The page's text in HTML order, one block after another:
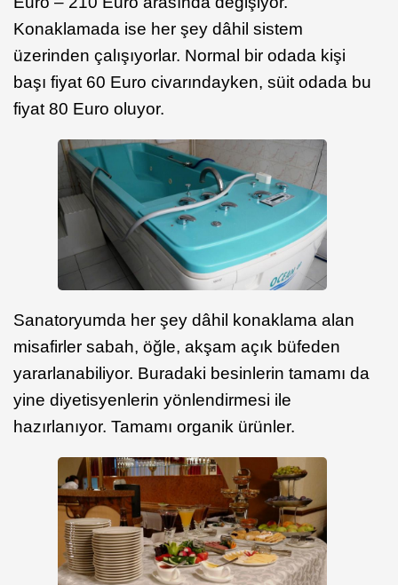
Konaklamada ise her şey dâhil sistem
üzerinden çalışıyorlar. Normal bir odada kişi
başı fiyat 60 Euro civarındayken, süit odada bu
fiyat 80 Euro oluyor.
Sanatoryumda her şey dâhil konaklama alan
misafirler sabah, öğle, akşam açık büfeden
yararlanabiliyor. Buradaki besinlerin tamamı da
yine diyetisyenlerin yönlendirmesi ile
hazırlanıyor. Tamamı organik ürünler.